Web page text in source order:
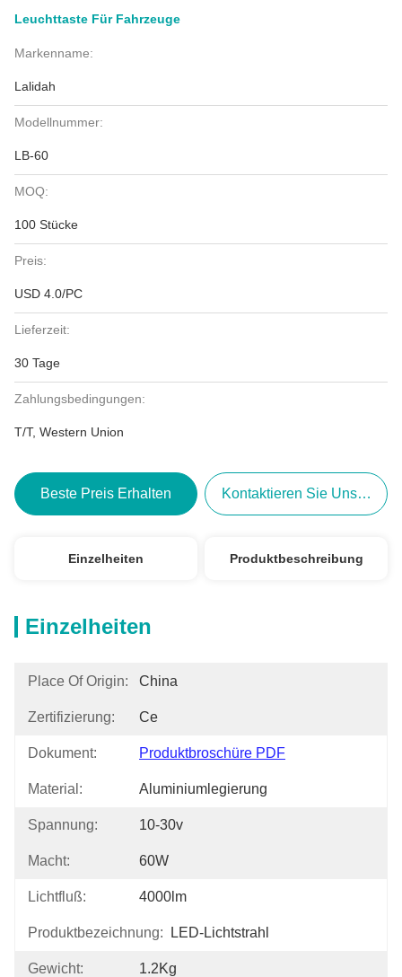
Leuchttaste Für Fahrzeuge
Markenname:
Lalidah
Modellnummer:
LB-60
MOQ:
100 Stücke
Preis:
USD 4.0/PC
Lieferzeit:
30 Tage
Zahlungsbedingungen:
T/T, Western Union
Beste Preis Erhalten Kontaktieren Sie Uns Jetzt
Einzelheiten Produktbeschreibung
Einzelheiten
Place Of Origin: China
Zertifizierung: Ce
Dokument: Produktbroschüre PDF
Material: Aluminiumlegierung
Spannung: 10-30v
Macht: 60W
Lichtfluß: 4000lm
Produktbezeichnung: LED-Lichtstrahl
Gewicht: 1.2Kg